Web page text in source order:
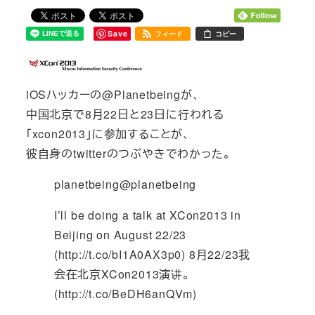
Save フィード コピー
iOSハッカーの@Planetbeingが、
中国北京で8月22日と23日に行われる
「xcon2013」に参加することが、
彼自身のtwitterのつぶやきでわかった。
planetbeing@planetbeing
I’ll be doing a talk at XCon2013 in
Beijing on August 22/23
(http://t.co/bI1A0AX3p0) 8月22/23我
会在北京XCon2013演讲。
(http://t.co/BeDH6anQVm)